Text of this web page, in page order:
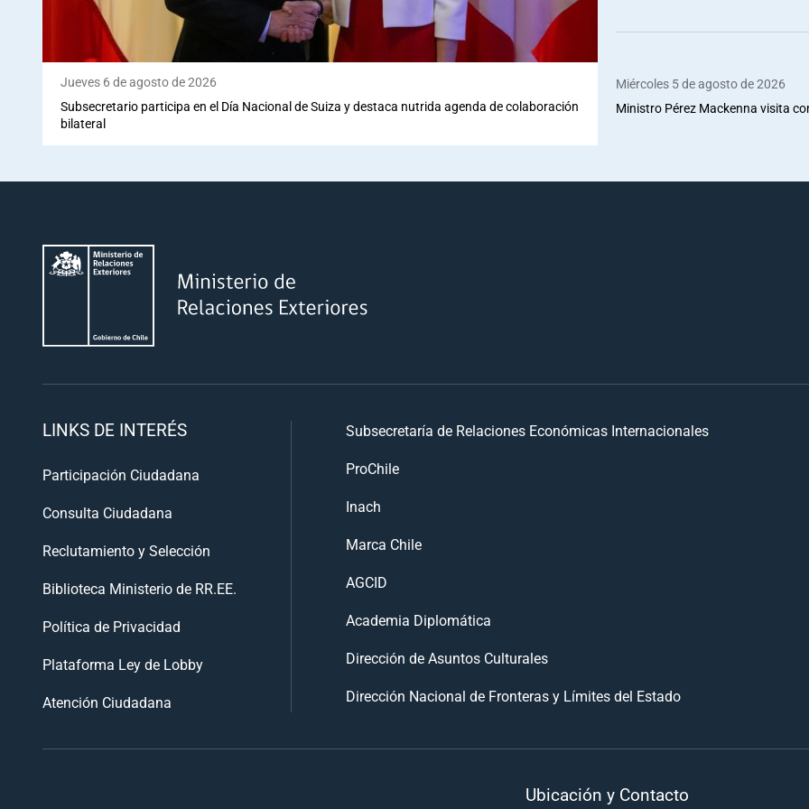
Jueves 6 de agosto de 2026
Subsecretario participa en el Día Nacional de Suiza y destaca nutrida agenda de colaboración
bilateral
Miércoles 5 de agosto de 2026
Ministro Pérez Mackenna visita
LINKS DE INTERÉS
Participación Ciudadana
Consulta Ciudadana
Reclutamiento y Selección
Biblioteca Ministerio de RR.EE.
Política de Privacidad
Plataforma Ley de Lobby
Atención Ciudadana
Subsecretaría de Relaciones Económicas Internacionales
ProChile
Inach
Marca Chile
AGCID
Academia Diplomática
Dirección de Asuntos Culturales
Dirección Nacional de Fronteras y Límites del Estado
Ubicación y Contacto